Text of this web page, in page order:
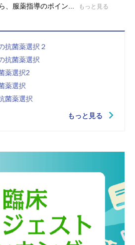
、服薬指導のポイン...
もっと見る
抗菌薬選択２
抗菌薬選択
薬選択2
薬選択
菌薬選択
もっと見る